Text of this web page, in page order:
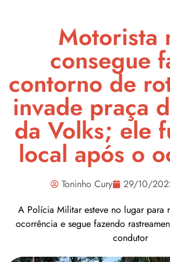
Motorista
consegue
contorno de
invade praça
da Volks; ele
local após o
Toninho Cury 29/10/
A Polícia Militar esteve no lugar para
ocorrência e segue fazendo
condutor